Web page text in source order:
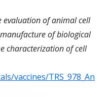
evaluation of animal cell
of biological
characterization of cell
vaccines/TRS_978_An